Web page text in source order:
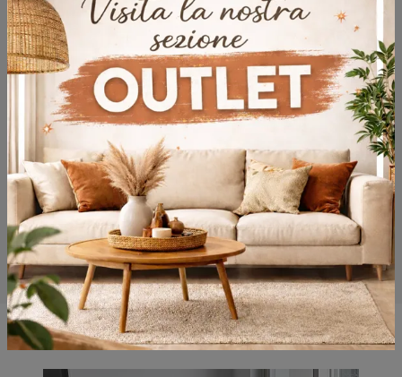
Potrebbero piacerti anche